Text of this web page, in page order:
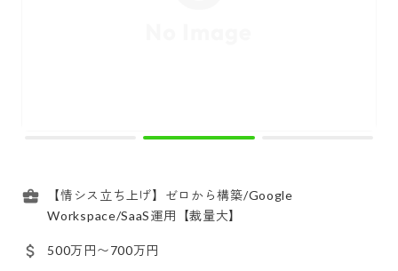
【情シス立ち上げ】ゼロから構築/Google
Workspace/SaaS運用【裁量大】
500万円〜700万円